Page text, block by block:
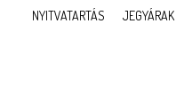
NYITVATARTÁS JEGYÁRAK